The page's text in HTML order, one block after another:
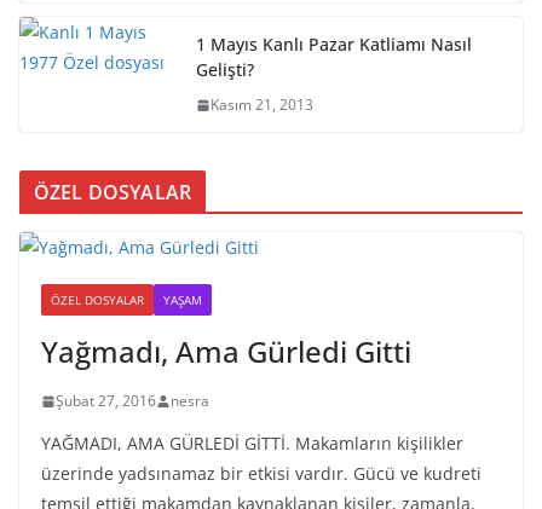
1 Mayıs Kanlı Pazar Katliamı Nasıl
Gelişti?
Kasım 21, 2013
ÖZEL DOSYALAR
ÖZEL DOSYALAR YAŞAM
Yağmadı, Ama Gürledi Gitti
Şubat 27, 2016 nesra
YAĞMADI, AMA GÜRLEDİ GİTTİ. Makamların kişilikler
üzerinde yadsınamaz bir etkisi vardır. Gücü ve kudreti
temsil ettiği makamdan kaynaklanan kişiler, zamanla,